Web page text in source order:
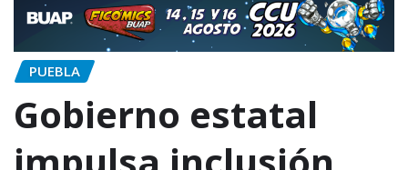
PUEBLA
Gobierno estatal